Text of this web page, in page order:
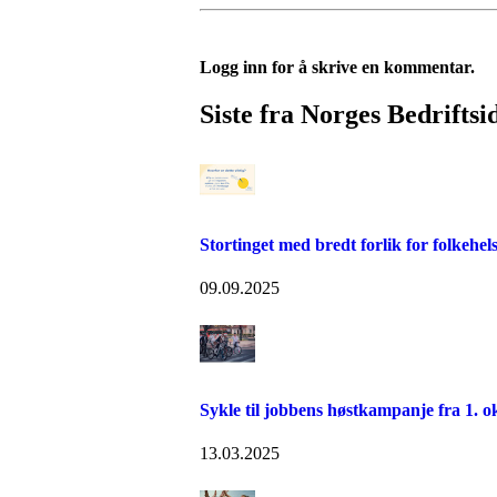
Logg inn for å skrive en kommentar.
Siste fra Norges
Stortinget med bredt forlik for
09.09.2025
Sykle til jobbens høstkampanje fra 1.
13.03.2025